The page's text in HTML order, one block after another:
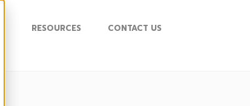
RESOURCES CONTACT US